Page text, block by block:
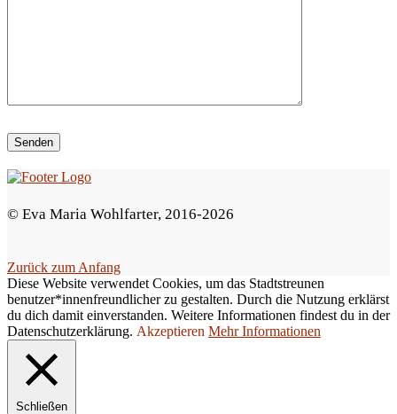
e
s
e
l
l
e
e
© Eva Maria Wohlfarter, 2016-2026
Zurück zum Anfang
Diese Website verwendet Cookies, um das Stadtstreunen
benutzer*innenfreundlicher zu gestalten. Durch die Nutzung erklärst
du dich damit einverstanden. Weitere Informationen findest du in der
Datenschutzerklärung. Akzeptieren Mehr Informationen
Schließen